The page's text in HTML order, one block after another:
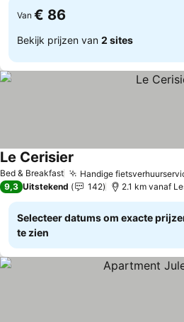
Van € 86
Bekijk prijzen van 2 sites
Bed & Breakfast Handige
Le Cerisier
9,3 Uitstekend 142 2.1 km vanaf
Selecteer datums om exacte
te zien